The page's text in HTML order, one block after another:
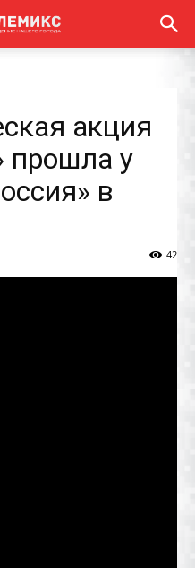
акция
прошла у
в
42